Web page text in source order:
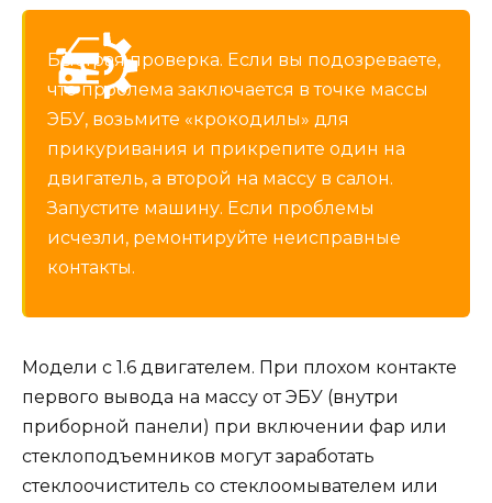
Быстрая проверка. Если вы подозреваете,
что проблема заключается в точке массы
ЭБУ, возьмите «крокодилы» для
прикуривания и прикрепите один на
двигатель, а второй на массу в салон.
Запустите машину. Если проблемы
исчезли, ремонтируйте неисправные
контакты.
Модели с 1.6 двигателем. При плохом контакте
первого вывода на массу от ЭБУ (внутри
приборной панели) при включении фар или
стеклоподъемников могут заработать
стеклоочиститель со стеклоомывателем или